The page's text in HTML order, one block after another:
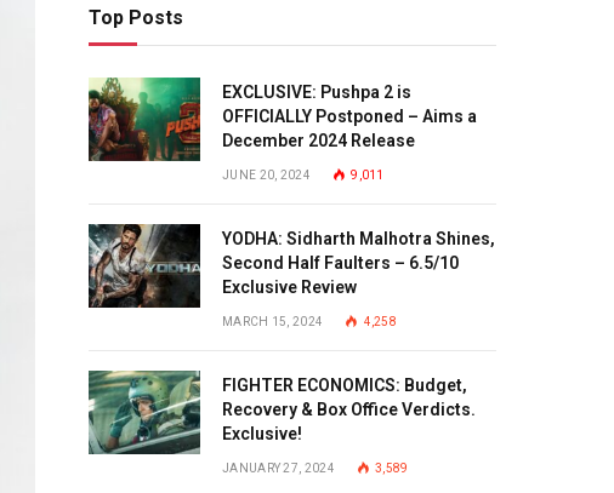
Top Posts
EXCLUSIVE: Pushpa 2 is
OFFICIALLY Postponed – Aims a
December 2024 Release
JUNE 20, 2024 9,011
YODHA: Sidharth Malhotra Shines,
Second Half Faulters – 6.5/10
Exclusive Review
MARCH 15, 2024 4,258
FIGHTER ECONOMICS: Budget,
Recovery & Box Office Verdicts.
Exclusive!
JANUARY 27, 2024 3,589